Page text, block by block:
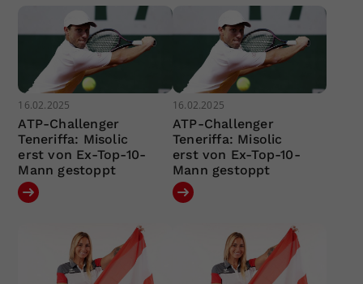
16.02.2025
ATP-Challenger
Teneriffa: Misolic
erst von Ex-Top-10-
Mann gestoppt
16.02.2025
ATP-Challenger
Teneriffa: Misolic
erst von Ex-Top-10-
Mann gestoppt